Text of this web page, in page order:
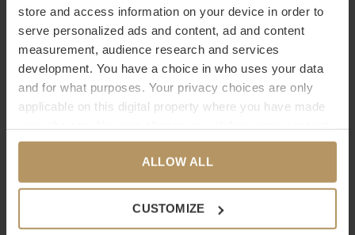
store and access information on your device in order to
serve personalized ads and content, ad and content
measurement, audience research and services
development. You have a choice in who uses your data
and for what purposes. Your privacy choices are only
applicable on this digital property where you have made
any time from the Cookie Declaration or by clicking on
the Privacy trigger icon.
If you allow, we would also like to:
ALLOW ALL
CUSTOMIZE
Dôme Deco
TEELICHT AUS ALABASTER
'MILOS' - S
€37,00
Dôme Deco
PFLANZGEFÄSS 'ARECA' - M - B
EIGE
€647,00